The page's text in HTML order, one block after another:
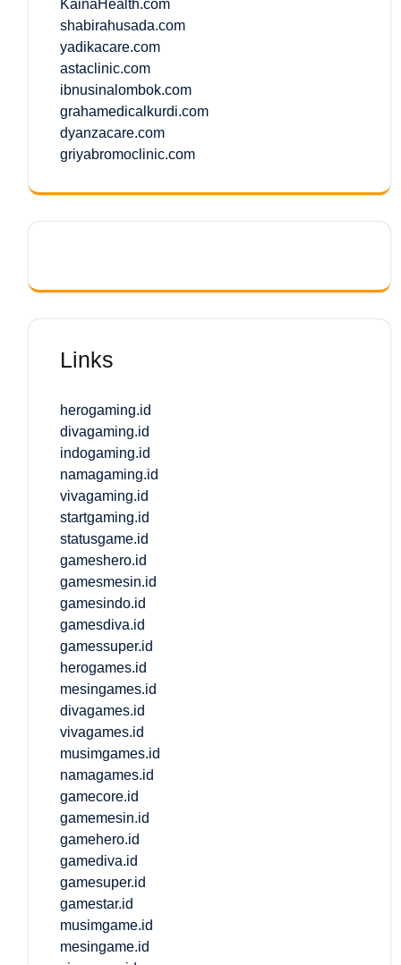
KainaHealth.com
shabirahusada.com
yadikacare.com
astaclinic.com
ibnusinalombok.com
grahamedicalkurdi.com
dyanzacare.com
griyabromoclinic.com
Links
herogaming.id
divagaming.id
indogaming.id
namagaming.id
vivagaming.id
startgaming.id
statusgame.id
gameshero.id
gamesmesin.id
gamesindo.id
gamesdiva.id
gamessuper.id
herogames.id
mesingames.id
divagames.id
vivagames.id
musimgames.id
namagames.id
gamecore.id
gamemesin.id
gamehero.id
gamediva.id
gamesuper.id
gamestar.id
musimgame.id
mesingame.id